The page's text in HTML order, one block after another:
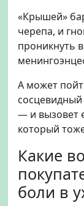
«Крышей»
черепа, и
проникнуть
А может
— и вызовет
который
Какие
боли в